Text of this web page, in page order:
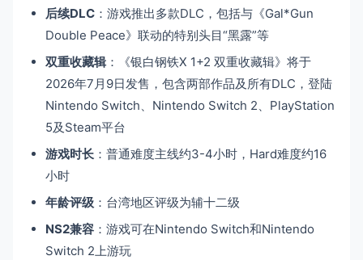
后续DLC ：游戏推出多款DLC，包括与《Gal*Gun
Double Peace》联动的特别头目“黑露”等
双重收藏辑：《银白钢铁X 1+2 双重收藏辑》将于
2026年7月9日发售，包含两部作品及所有DLC，登陆
Nintendo Switch、Nintendo Switch 2、PlayStation
5及Steam平台
游戏时长 ：普通难度主线约3-4小时，Hard难度约16
小时
年龄评级 ：台湾地区评级为辅十二级
NS2兼容 ：游戏可在Nintendo Switch和Nintendo
Switch 2上游玩